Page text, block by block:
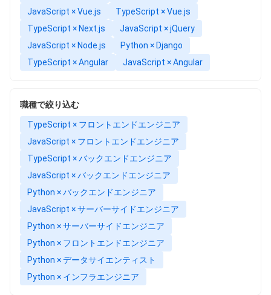
JavaScript × Vue.js
TypeScript × Vue.js
TypeScript × Next.js
JavaScript × jQuery
JavaScript × Node.js
Python × Django
TypeScript × Angular
JavaScript × Angular
職種で絞り込む
TypeScript × フロントエンドエンジニア
JavaScript × フロントエンドエンジニア
TypeScript × バックエンドエンジニア
JavaScript × バックエンドエンジニア
Python × バックエンドエンジニア
JavaScript × サーバーサイドエンジニア
Python × サーバーサイドエンジニア
Python × フロントエンドエンジニア
Python × データサイエンティスト
Python × インフラエンジニア